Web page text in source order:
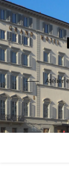
Atelier